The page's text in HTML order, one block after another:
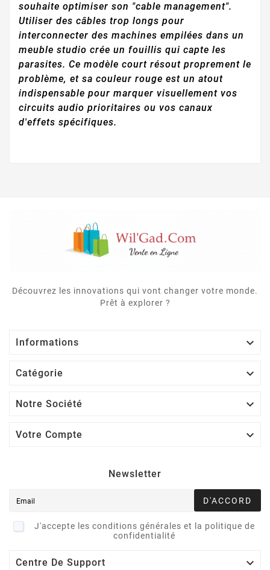
souhaite optimiser son "cable management".
Utiliser des câbles trop longs pour
interconnecter des machines empilées dans un
meuble studio crée un fouillis qui capte les
parasites. Ce modèle court résout proprement le
problème, et sa couleur rouge est un atout
indispensable pour marquer visuellement vos
circuits audio prioritaires ou vos canaux
d'effets spécifiques.
Découvrez les innovations qui vont changer votre monde.
Prêt à explorer ?
Informations 
Catégorie 
Notre Société 
Votre Compte 
Newsletter
D'ACCORD
J'accepte les conditions générales et la politique de
confidentialité
Centre De Support 